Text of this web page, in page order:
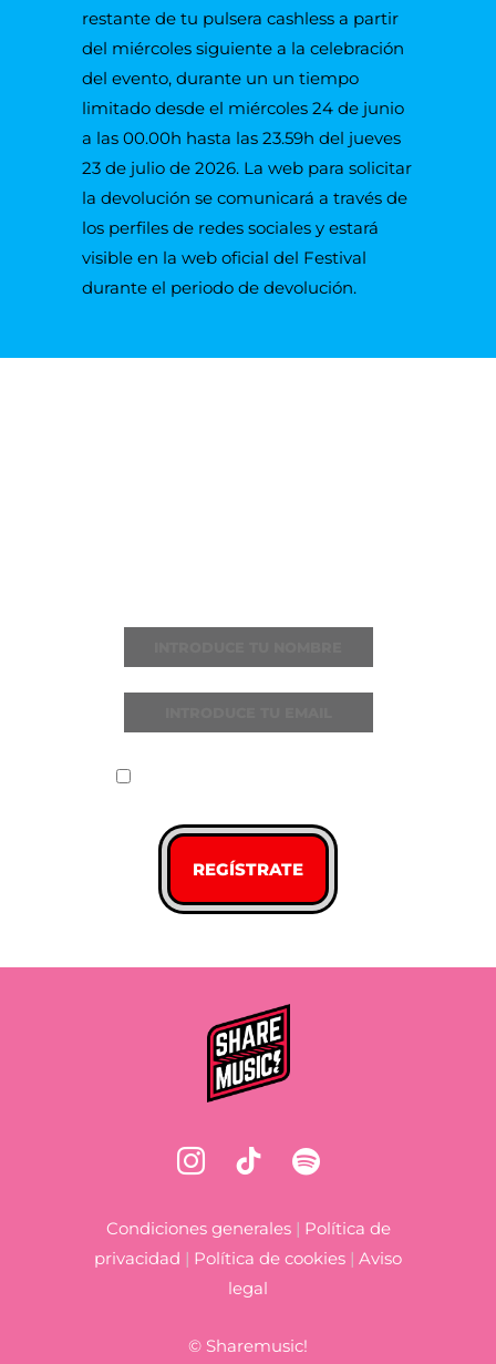
restante de tu pulsera cashless a partir
del miércoles siguiente a la celebración
del evento, durante un un tiempo
limitado desde el miércoles 24 de junio
a las 00.00h hasta las 23.59h del jueves
23 de julio de 2026. La web para solicitar
la devolución se comunicará a través de
los perfiles de redes sociales y estará
visible en la web oficial del Festival
durante el periodo de devolución.
Condiciones generales| Política de
privacidad | Política de cookies | Aviso
legal
© Sharemusic!